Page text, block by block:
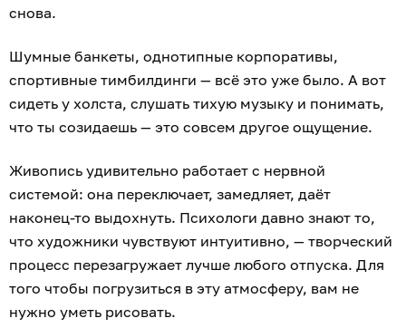
снова.
Шумные банкеты, однотипные корпоративы,
спортивные тимбилдинги — всё это уже было. А вот
сидеть у холста, слушать тихую музыку и понимать,
что ты созидаешь — это совсем другое ощущение.
Живопись удивительно работает с нервной
системой: она переключает, замедляет, даёт
наконец-то выдохнуть. Психологи давно знают то,
что художники чувствуют интуитивно, — творческий
процесс перезагружает лучше любого отпуска. Для
того чтобы погрузиться в эту атмосферу, вам не
нужно уметь рисовать.